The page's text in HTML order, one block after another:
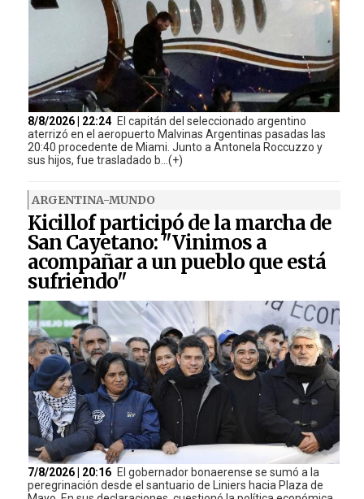
8/8/2026 | 22:24 El capitán del seleccionado argentino
aterrizó en el aeropuerto Malvinas Argentinas pasadas las
20:40 procedente de Miami. Junto a Antonela Roccuzzo y
sus hijos, fue trasladado b...(+)
ARGENTINA-MUNDO
Kicillof participó de la marcha de
San Cayetano: "Vinimos a
acompañar a un pueblo que está
sufriendo"
7/8/2026 | 20:16 El gobernador bonaerense se sumó a la
peregrinación desde el santuario de Liniers hacia Plaza de